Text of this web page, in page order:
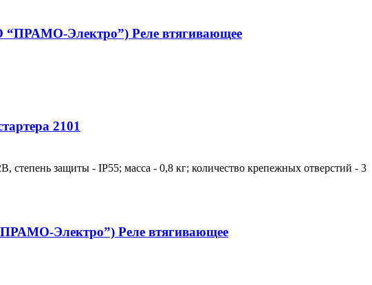
“ПРАМО-Электро”) Реле втягивающее
2101
степень защиты - IP55; масса - 0,8 кг; количество крепежных отверстий - 3
Электро”) Реле втягивающее